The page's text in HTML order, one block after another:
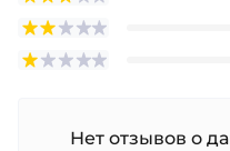
Нет отзывов о